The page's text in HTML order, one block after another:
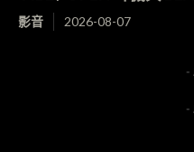
影音 2026-08-07
-
-